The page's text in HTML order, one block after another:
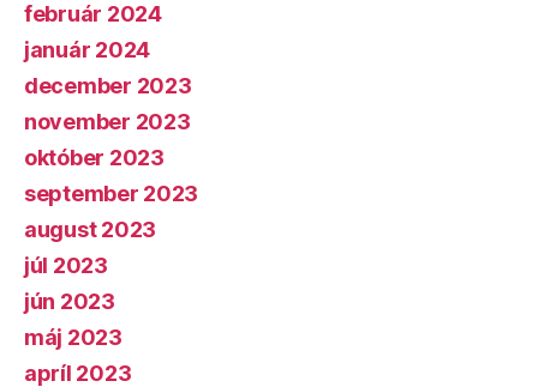
február 2024
január 2024
december 2023
november 2023
október 2023
september 2023
august 2023
júl 2023
jún 2023
máj 2023
apríl 2023